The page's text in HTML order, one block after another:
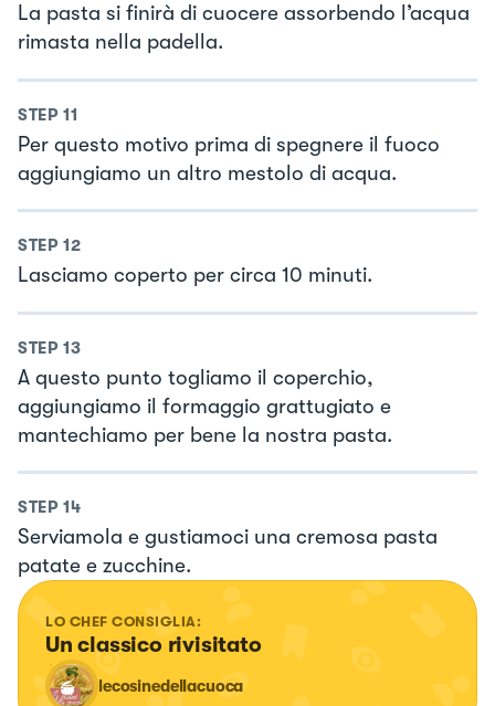
La pasta si finirà di cuocere assorbendo l’acqua
rimasta nella padella.
STEP 11
Per questo motivo prima di spegnere il fuoco
aggiungiamo un altro mestolo di acqua.
STEP 12
Lasciamo coperto per circa 10 minuti.
STEP 13
A questo punto togliamo il coperchio,
aggiungiamo il formaggio grattugiato e
mantechiamo per bene la nostra pasta.
STEP 14
Serviamola e gustiamoci una cremosa pasta
patate e zucchine.
LO CHEF CONSIGLIA:
Un classico rivisitato
lecosinedellacuoca